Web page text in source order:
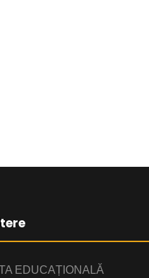
EDUCAȚIONALĂ